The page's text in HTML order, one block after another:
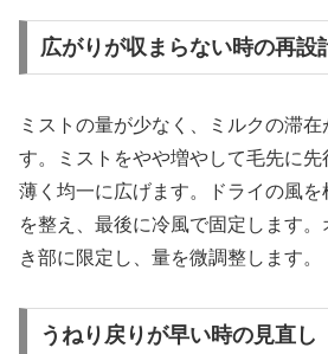
広がりが収まらない時の再設
ミストの量が少なく、ミルクの滞
す。ミストをやや増やして毛先に
薄く均一に広げます。ドライの風
を整え、最後に冷風で固定します
き部に限定し、量を微調整します。
うねり戻りが早い時の見直し